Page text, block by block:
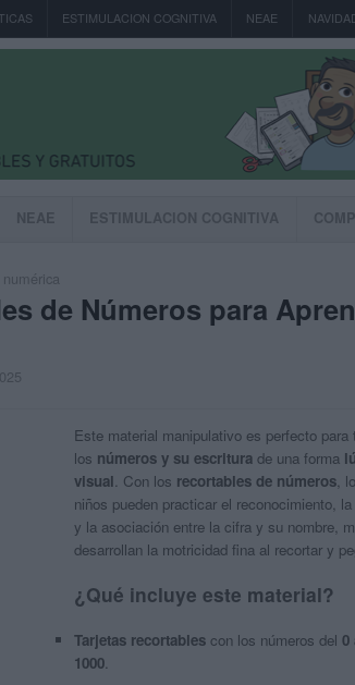
ESTIMULACION COGNITIVA NEAE
NEAE ESTIMULACION COGNITIVA
de Números para
Este material manipulativo es perfecto para
los números y su escriturade una forma
visual . Con los recortables de números,
niños pueden practicar el reconocimiento,
y la asociación entre la cifra y su nombre,
desarrollan la motricidad fina al recortar y
¿Qué incluye este material?
Tarjetas recortablescon los números del 0
1000.